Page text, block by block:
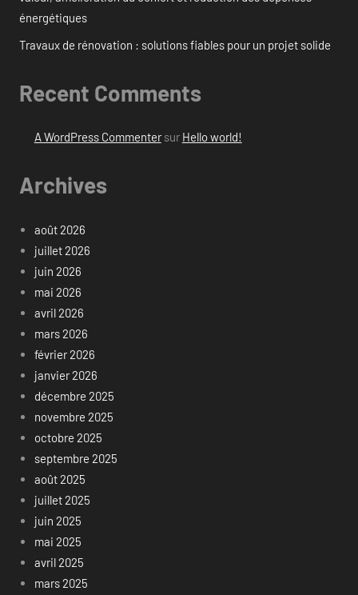
énergétiques
Travaux de rénovation : solutions fiables pour un projet solide
Recent Comments
A WordPress Commentersur Hello world!
Archives
août 2026
juillet 2026
juin 2026
mai 2026
avril 2026
mars 2026
février 2026
janvier 2026
décembre 2025
novembre 2025
octobre 2025
septembre 2025
août 2025
juillet 2025
juin 2025
mai 2025
avril 2025
mars 2025